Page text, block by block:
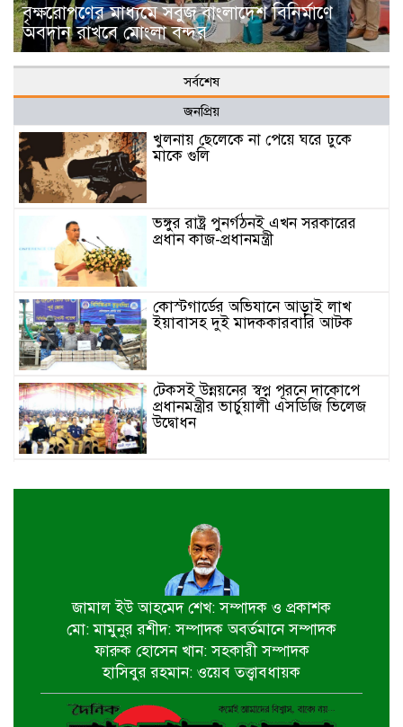
বৃক্ষরোপণের মাধ্যমে সবুজ বাংলাদেশ বিনির্মাণে
অবদান রাখবে মোংলা বন্দর
সর্বশেষ
জনপ্রিয়
খুলনায় ছেলেকে না পেয়ে ঘরে ঢুকে
মাকে গুলি
ভঙ্গুর রাষ্ট্র পুনর্গঠনই এখন সরকারের
প্রধান কাজ-প্রধানমন্ত্রী
কোস্টগার্ডের অভিযানে আড়াই লাখ
ইয়াবাসহ দুই মাদককারবারি আটক
টেকসই উন্নয়নের স্বপ্ন পূরনে দাকোপে
প্রধানমন্ত্রীর ভার্চুয়ালী এসডিজি ভিলেজ
উদ্বোধন
প্রতিষ্ঠান ও স্কুল কলেজে ফলজ বৃক্ষের
চার দিন পর গাজার ধ্বংসস্তূপ থেকে
উদ্ধার ১৯ মরদেহ
হরমুজ প্রণালি খুলতে জটিল শর্ত ইরানের
জামাল ইউ আহমেদ শেখ: সম্পাদক ও প্রকাশক
মো: মামুনুর রশীদ: সম্পাদক অবর্তমানে সম্পাদক
ফারুক হোসেন খান: সহকারী সম্পাদক
হাসিবুর রহমান: ওয়েব তত্ত্বাবধায়ক